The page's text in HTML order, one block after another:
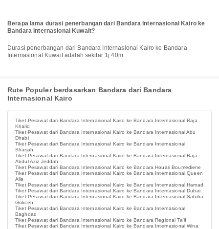
Berapa lama durasi penerbangan dari Bandara Internasional Kairo ke
Bandara Internasional Kuwait?
Durasi penerbangan dari Bandara Internasional Kairo ke Bandara
Internasional Kuwait adalah sekitar 1j 40m.
Rute Populer berdasarkan Bandara dari Bandara
Internasional Kairo
Tiket Pesawat dari Bandara Internasional Kairo ke Bandara Internasional Raja
Khalid
Tiket Pesawat dari Bandara Internasional Kairo ke Bandara Internasional Abu
Dhabi
Tiket Pesawat dari Bandara Internasional Kairo ke Bandara Internasional
Sharjah
Tiket Pesawat dari Bandara Internasional Kairo ke Bandara Internasional Raja
Abdul Aziz Jeddah
Tiket Pesawat dari Bandara Internasional Kairo ke Bandara Houari Boumediene
Tiket Pesawat dari Bandara Internasional Kairo ke Bandara Internasional Queen
Alia
Tiket Pesawat dari Bandara Internasional Kairo ke Bandara Internasional Hamad
Tiket Pesawat dari Bandara Internasional Kairo ke Bandara Internasional Dubai
Tiket Pesawat dari Bandara Internasional Kairo ke Bandara Internasional Sabiha
Gokcen
Tiket Pesawat dari Bandara Internasional Kairo ke Bandara Internasional
Baghdad
Tiket Pesawat dari Bandara Internasional Kairo ke Bandara Regional Ta'if
Tiket Pesawat dari Bandara Internasional Kairo ke Bandara Internasional Wina